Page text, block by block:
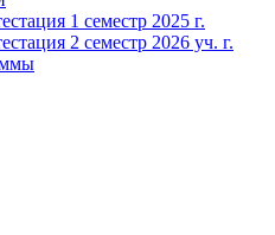
1 семестр 2025 г.
2 семестр 2026 уч. г.